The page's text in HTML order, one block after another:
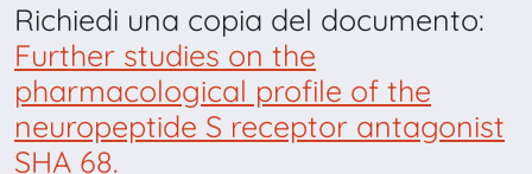
Richiedi una copia del documento:
Further studies on the
pharmacological profile of the
neuropeptide S receptor antagonist
SHA 68.